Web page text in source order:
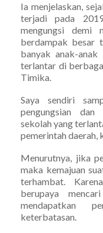
Ia menjelaskan,
terjadi pada
mengungsi demi
berdampak besar
banyak anak-anak
terlantar di
Timika.
Saya sendiri
pengungsian dan
sekolah yang
pemerintah daerah,
Menurutnya, jika
maka kemajuan
terhambat.
berupaya
mendapatkan
keterbatasan.